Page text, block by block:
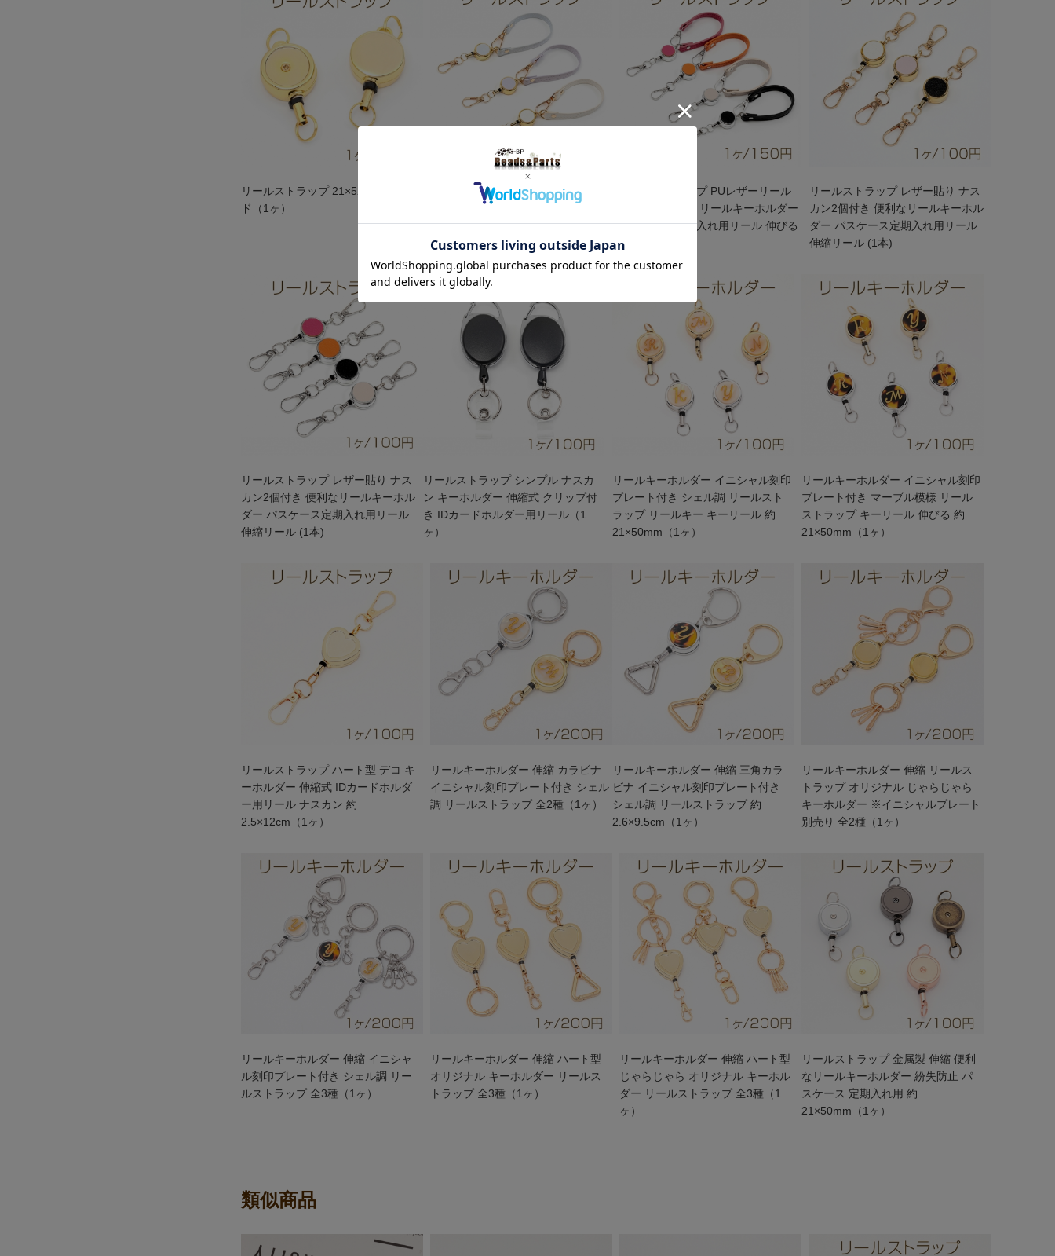
リールストラップ 21×52mm ゴール
ド（1ヶ）
リールストラップ PUレザーリール
付きストラップ リールキーホルダー
パスケース定期入れ用リール 伸びる
リール紐 (1本)
リールストラップ PUレザーリール
付きストラップ リールキーホルダー
パスケース定期入れ用リール 伸びる
リール (1本)
リールストラップ レザー貼り ナス
カン2個付き 便利なリールキーホル
ダー パスケース定期入れ用リール
伸縮リール (1本)
リールストラップ レザー貼り ナス
カン2個付き 便利なリールキーホル
ダー パスケース定期入れ用リール
伸縮リール (1本)
リールストラップ シンプル ナスカ
ン キーホルダー 伸縮式 クリップ付
き IDカードホルダー用リール（1
ヶ）
リールキーホルダー イニシャル刻印
プレート付き シェル調 リールスト
ラップ リールキー キーリール 約
21×50mm（1ヶ）
リールキーホルダー イニシャル刻印
プレート付き マーブル模様 リール
ストラップ キーリール 伸びる 約
21×50mm（1ヶ）
リールストラップ ハート型 デコ キ
ーホルダー 伸縮式 IDカードホルダ
ー用リール ナスカン 約
2.5×12cm（1ヶ）
リールキーホルダー 伸縮 カラビナ
イニシャル刻印プレート付き シェル
調 リールストラップ 全2種（1ヶ）
リールキーホルダー 伸縮 三角カラ
ビナ イニシャル刻印プレート付き
シェル調 リールストラップ 約
2.6×9.5cm（1ヶ）
リールキーホルダー 伸縮 リールス
トラップ オリジナル じゃらじゃら
キーホルダー ※イニシャルプレート
別売り 全2種（1ヶ）
リールキーホルダー 伸縮 イニシャ
ル刻印プレート付き シェル調 リー
ルストラップ 全3種（1ヶ）
リールキーホルダー 伸縮 ハート型
オリジナル キーホルダー リールス
トラップ 全3種（1ヶ）
リールキーホルダー 伸縮 ハート型
じゃらじゃら オリジナル キーホル
ダー リールストラップ 全3種（1
ヶ）
リールストラップ 金属製 伸縮 便利
なリールキーホルダー 紛失防止 パ
スケース 定期入れ用 約
21×50mm（1ヶ）
類似商品